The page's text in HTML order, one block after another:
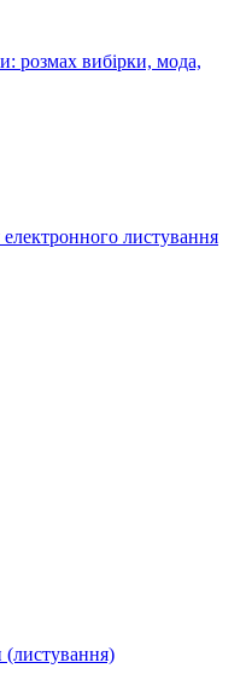
розмах вибірки, мода,
листування
(листування)